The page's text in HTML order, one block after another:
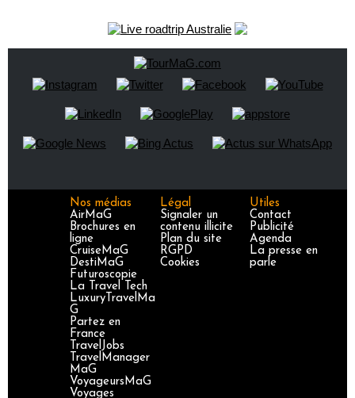
Nos médias
AirMaG
Brochures en
ligne
CruiseMaG
DestiMaG
Futuroscopie
La Travel Tech
LuxuryTravelMa
G
Partez en
France
TravelJobs
TravelManager
MaG
VoyageursMaG
Voyages
Légal
Signaler un
contenu illicite
Plan du site
RGPD
Cookies
Utiles
Contact
Publicité
Agenda
La presse en
parle